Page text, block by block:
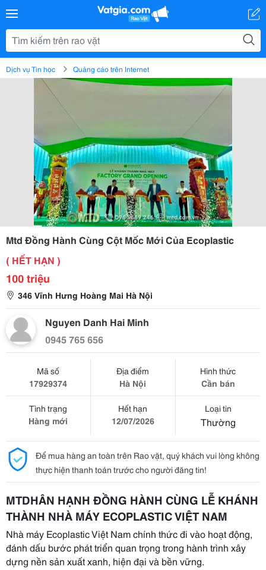
Dịch vụ Tin học Quảng cáo trên Internet
Mtd Đồng Hành Cùng Cột Mốc Mới Của Ecoplastic
( HẾT HẠN )
100 triệu
346 Vĩnh Hưng Hoàng Mai Hà Nội
Nguyen Danh Hai Minh
0945 765 656
Mã số
17929374
Địa điểm
Hà Nội
Hình thức
Cần bán
Tình trạng
Hàng mới
Hết hạn
12/07/2026
Loại tin
Thường
Để mua hàng an toàn trên Rao vặt, quý khách vui lòng không
thực hiện thanh toán trước cho người đăng tin!
MTDHÂN HẠNH ĐỒNG HÀNH CÙNG LỄ KHÁNH
THÀNH NHÀ MÁY ECOPLASTIC VIỆT NAM
Nhà máy Ecoplastic Việt Nam chính thức đi vào hoạt động,
đánh dấu bước phát triển quan trọng trong hành trình xây
dựng nền sản xuất xanh, hiện đại và bền vững.